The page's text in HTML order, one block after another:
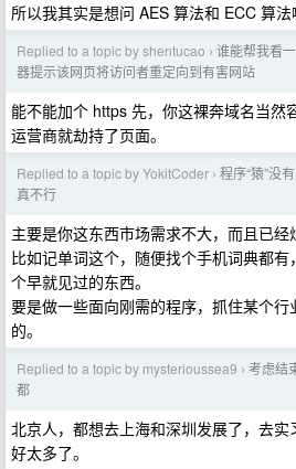
所以我其实是想问 AES 算法和 ECC 算法
Replied to a topic by shentucao › 谁能帮我看
器提示该网页将访问者重定向到有害网站
能不能加个 https 先，你这裸奔域名当然
运营商就劫持了页面。
Replied to a topic by YokitCoder › 程序“猿”没
真不行
主要是你这东西市场需求不大，而且已经
比如记单词这个，随便找个手机词典都
个早就见过的东西。
要是做一些面向刚需的程序，抓住某个
的。
Replied to a topic by mysterioussea9 › 考虑结
都
北京人，都想去上海和深圳发展了，去
好太多了。